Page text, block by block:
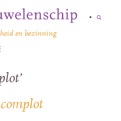
en bezinning